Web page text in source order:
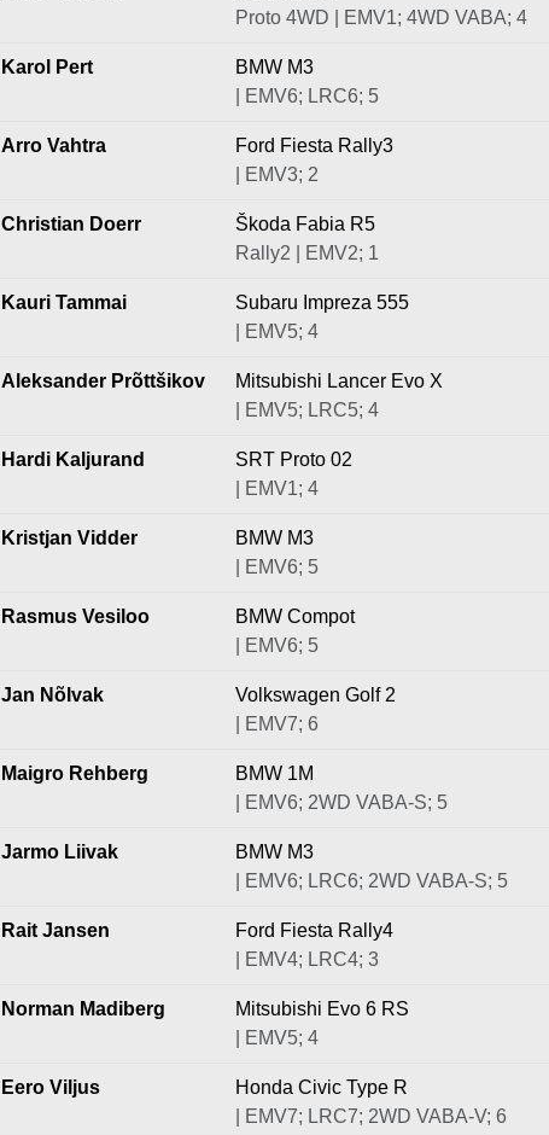
Proto 4WD | EMV1; 4WD VABA; 4
Karol Pert
BMW M3
| EMV6; LRC6; 5
Arro Vahtra
Ford Fiesta Rally3
| EMV3; 2
Christian Doerr
Škoda Fabia R5
Rally2 | EMV2; 1
Kauri Tammai
Subaru Impreza 555
| EMV5; 4
Aleksander Prõttšikov
Mitsubishi Lancer Evo X
| EMV5; LRC5; 4
Hardi Kaljurand
SRT Proto 02
| EMV1; 4
Kristjan Vidder
BMW M3
| EMV6; 5
Rasmus Vesiloo
BMW Compot
| EMV6; 5
Jan Nõlvak
Volkswagen Golf 2
| EMV7; 6
Maigro Rehberg
BMW 1M
| EMV6; 2WD VABA-S; 5
Jarmo Liivak
BMW M3
| EMV6; LRC6; 2WD VABA-S; 5
Rait Jansen
Ford Fiesta Rally4
| EMV4; LRC4; 3
Norman Madiberg
Mitsubishi Evo 6 RS
| EMV5; 4
Eero Viljus
Honda Civic Type R
| EMV7; LRC7; 2WD VABA-V; 6